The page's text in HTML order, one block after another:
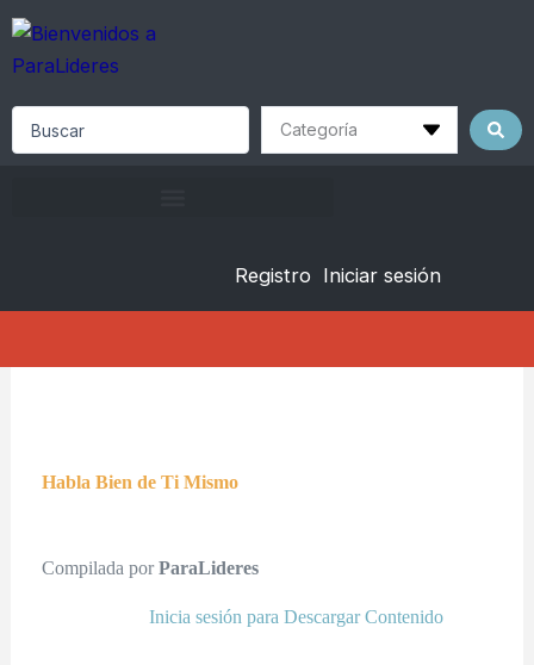
Skip
content
Registro Iniciar sesión
Habla Bien de Ti Mismo
Compilada porParaLideres
Inicia sesión para Descargar Contenido